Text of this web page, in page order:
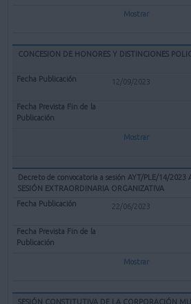
Mostrar
CONCESION DE HONORES Y DISTINCIONES
12/09/2023
Mostrar
Decreto de convocatoria a sesión AYT/PLE/14/2023
SESIÓN EXTRAORDINARIA ORGANIZATIVA
22/06/2023
Mostrar
SESIÓN CONSTITUTIVA DE LA CORPORACIÓN